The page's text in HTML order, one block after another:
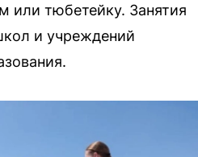
или тюбетейку. Занятия
и учреждений